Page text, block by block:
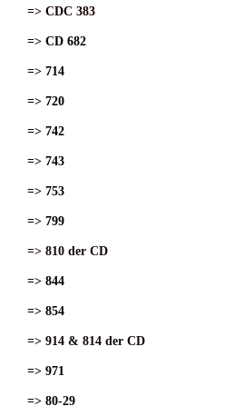
=> CDC 383
=> CD 682
=> 714
=> 720
=> 742
=> 743
=> 753
=> 799
=> 810 der CD
=> 844
=> 854
=> 914 & 814 der CD
=> 971
=> 80-29